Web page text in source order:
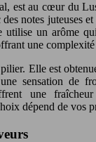
est au cœur du
notes juteuses
utilise un arôme
une
Elle est
sensation de
une fraîcheur
dépend de vos